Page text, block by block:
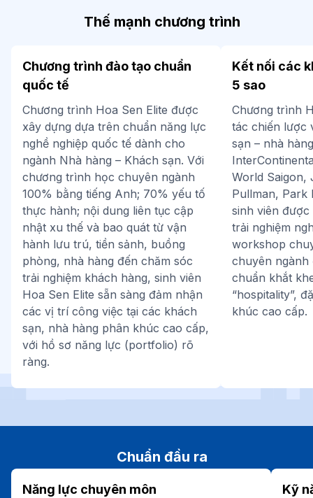
Thế mạnh chương trình
Chương trình đào tạo chuẩn
quốc tế
Chương trình Hoa Sen Elite được
xây dựng dựa trên chuẩn năng lực
nghề nghiệp quốc tế dành cho
ngành Nhà hàng – Khách sạn. Với
chương trình học chuyên ngành
100% bằng tiếng Anh; 70% yếu tố
thực hành; nội dung liên tục cập
nhật xu thế và bao quát từ vận
hành lưu trú, tiền sảnh, buồng
phòng, nhà hàng đến chăm sóc
trải nghiệm khách hàng, sinh viên
Hoa Sen Elite sẵn sàng đảm nhận
các vị trí công việc tại các khách
sạn, nhà hàng phân khúc cao cấp,
với hồ sơ năng lực (portfolio) rõ
ràng.
Kết nối các
5 sao
Chương trình
tác chiến lược
sạn – nhà
World Saigon,
Pullman, Park
sinh viên được
trải nghiệm
workshop
chuyên ngành
chuẩn khắt
“hospitality”,
khúc cao cấp.
Chuẩn đầu ra
Năng lực chuyên môn Kỹ